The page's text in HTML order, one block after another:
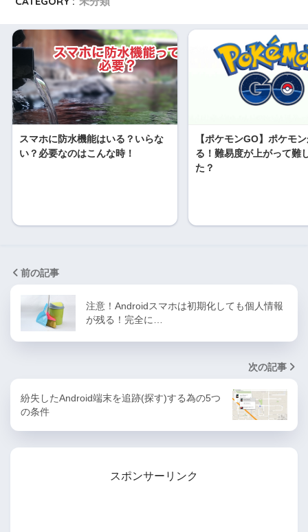
スマホに防水機能はいる？いらな
い？必要なのはこんな時！
【ポケモンGO】ポケモ
る！難易度が上がって難
た？
前の記事
注意！Androidスマホは初期化しても個人情報
が残る！完全に…
次の記事
紛失したAndroid端末を追跡(探す)する為の5つ
の条件
スポンサーリンク